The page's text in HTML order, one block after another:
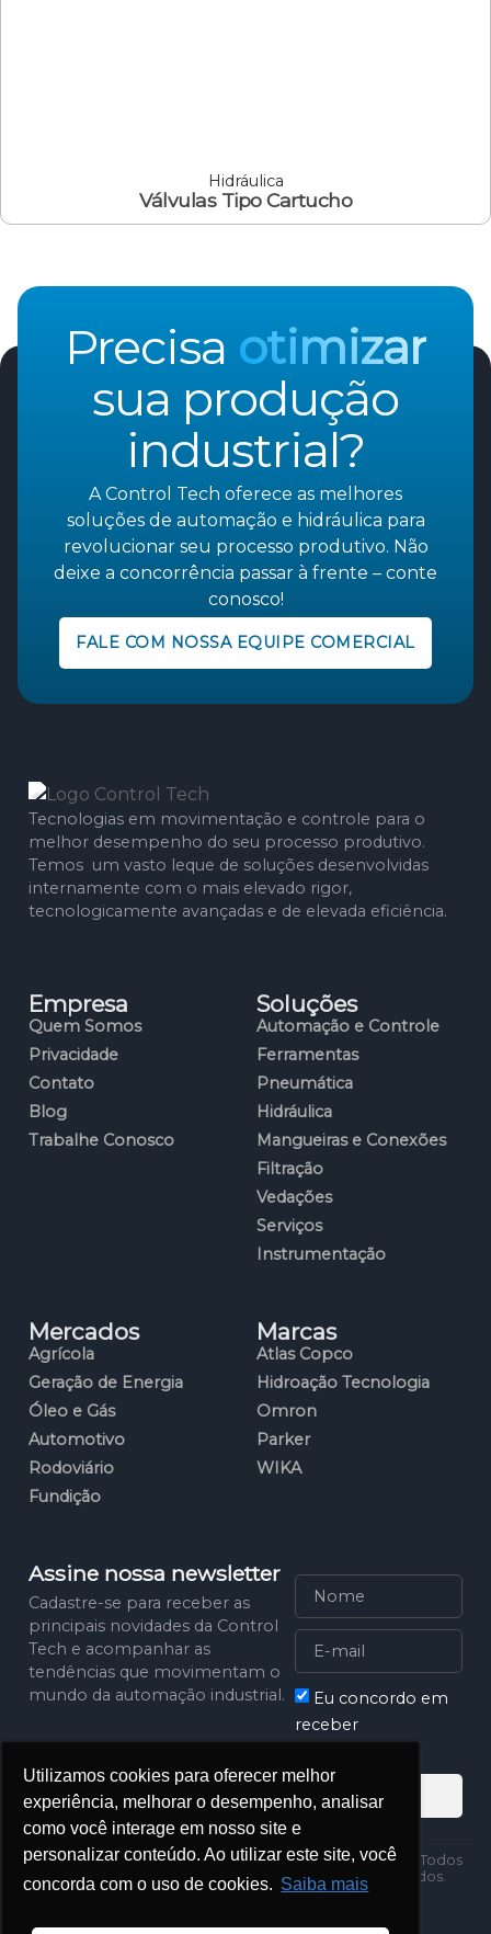
Utilizamos cookies para oferecer melhor
experiência, melhorar o desempenho, analisar
como você interage em nosso site e
personalizar conteúdo. Ao utilizar este site, você
concorda com o uso de cookies. Saiba mais
Hidráulica
Válvulas Tipo Cartucho
Precisa otimizar
sua produção
industrial?
A Control Tech oferece as melhores
soluções de automação e hidráulica para
revolucionar seu processo produtivo. Não
deixe a concorrência passar à frente – conte
conosco!
FALE COM NOSSA EQUIPE COMERCIAL
Tecnologias em movimentação e controle para o
melhor desempenho do seu processo produtivo.
Temos um vasto leque de soluções desenvolvidas
internamente com o mais elevado rigor,
tecnologicamente avançadas e de elevada eficiência.
Empresa
Quem Somos
Privacidade
Contato
Blog
Trabalhe Conosco
Soluções
Automação e Controle
Ferramentas
Pneumática
Hidráulica
Mangueiras e Conexões
Filtração
Vedações
Serviços
Instrumentação
Mercados
Agrícola
Geração de Energia
Óleo e Gás
Automotivo
Rodoviário
Fundição
Marcas
Atlas Copco
Hidroação Tecnologia
Omron
Parker
WIKA
Assine nossa newsletter
Cadastre-se para receber as
principais novidades da Control
Tech e acompanhar as
tendências que movimentam o
mundo da automação industrial.
Eu concordo em
receber
Assinar
Política de
Privacidade
2025 Control Tech. Todos
os direitos reservados.